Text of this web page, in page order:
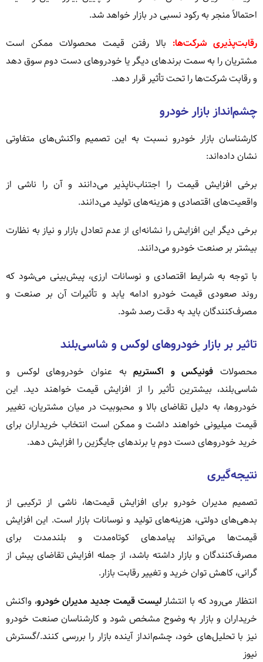
احتمالاً منجر به رکود نسبی در بازار خواهد شد.
رقابت‌پذیری شرکت‌ها: بالا رفتن قیمت محصولات ممکن است
مشتریان را به سمت برندهای دیگر یا خودروهای دست دوم سوق دهد
و رقابت شرکت‌ها را تحت تأثیر قرار دهد.
چشم‌انداز بازار خودرو
کارشناسان بازار خودرو نسبت به این تصمیم واکنش‌های متفاوتی
نشان داده‌اند:
برخی افزایش قیمت را اجتناب‌ناپذیر می‌دانند و آن را ناشی از
واقعیت‌های اقتصادی و هزینه‌های تولید می‌دانند.
برخی دیگر این افزایش را نشانه‌ای از عدم تعادل بازار و نیاز به نظارت
بیشتر بر صنعت خودرو می‌دانند.
با توجه به شرایط اقتصادی و نوسانات ارزی، پیش‌بینی می‌شود که
روند صعودی قیمت خودرو ادامه یابد و تأثیرات آن بر صنعت و
مصرف‌کنندگان باید به دقت رصد شود.
تاثیر بر بازار خودروهای لوکس و شاسی‌بلند
محصولات فونیکس و اکستریمبه عنوان خودروهای لوکس و
شاسی‌بلند، بیشترین تأثیر را از افزایش قیمت خواهند دید. این
خودروها، به دلیل تقاضای بالا و محبوبیت در میان مشتریان، تغییر
قیمت میلیونی خواهند داشت و ممکن است انتخاب خریداران برای
خرید خودروهای دست دوم یا برندهای جایگزین را افزایش دهد.
نتیجه‌گیری
تصمیم مدیران خودرو برای افزایش قیمت‌ها، ناشی از ترکیبی از
بدهی‌های دولتی، هزینه‌های تولید و نوسانات بازار است. این افزایش
قیمت‌ها می‌تواند پیامدهای کوتاه‌مدت و بلندمدت برای
مصرف‌کنندگان و بازار داشته باشد، از جمله افزایش تقاضای پیش از
گرانی، کاهش توان خرید و تغییر رقابت بازار.
انتظار می‌رود که با انتشارلیست قیمت جدید مدیران خودرو، واکنش
خریداران و بازار به وضوح مشخص شود و کارشناسان صنعت خودرو
نیز با تحلیل‌های خود، چشم‌انداز آینده بازار را بررسی کنند./گسترش
نیوز